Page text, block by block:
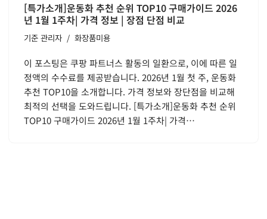
[특가소개]운동화 추천 순위 TOP10 구매가이드 2026
년 1월 1주차| 가격 정보 | 장점 단점 비교
기준 관리자 화장품미용
이 포스팅은 쿠팡 파트너스 활동의 일환으로, 이에 따른 일
정액의 수수료를 제공받습니다. 2026년 1월 첫 주, 운동화
추천 TOP10을 소개합니다. 가격 정보와 장단점을 비교해
최적의 선택을 도와드립니다. [특가소개]운동화 추천 순위
TOP10 구매가이드 2026년 1월 1주차| 가격…